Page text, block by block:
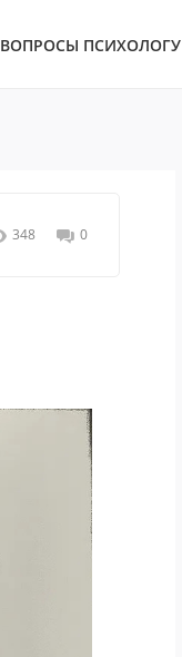
ВОПРОСЫ ПСИХОЛОГУ
348 0